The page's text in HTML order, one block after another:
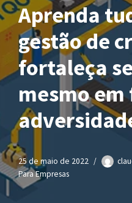
Aprenda
gestão de
fortaleça
mesmo em
25 de maio de 2022
Para Empresas